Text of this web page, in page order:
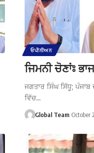
ਓਪੀਨੀਅਨ
ਜਿਮਨੀ ਚੋਣਾਂਃ
ਜਗਤਾਰ ਸਿੰਘ ਸਿੱਧੂ; ਪੰਜਾਬ
ਵਿੱਚ…
Global Team October